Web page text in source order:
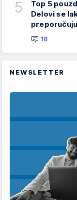
5
Top 5
Delovi se
preporučuju
18
NEWSLETTER